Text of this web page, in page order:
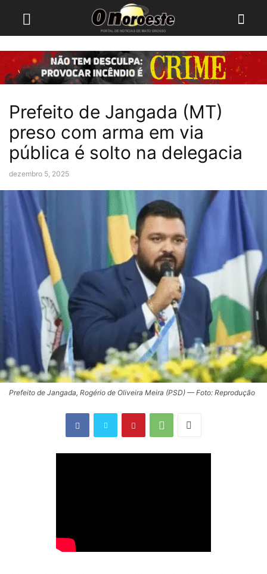
Prefeito de Jangada (MT)
preso com arma em via
pública é solto na delegacia
dezembro 5, 2025
Prefeito de Jangada, Rogério de Oliveira Meira (PSD) — Foto: Reprodução